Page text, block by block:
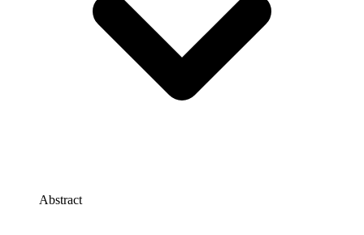
Abstract